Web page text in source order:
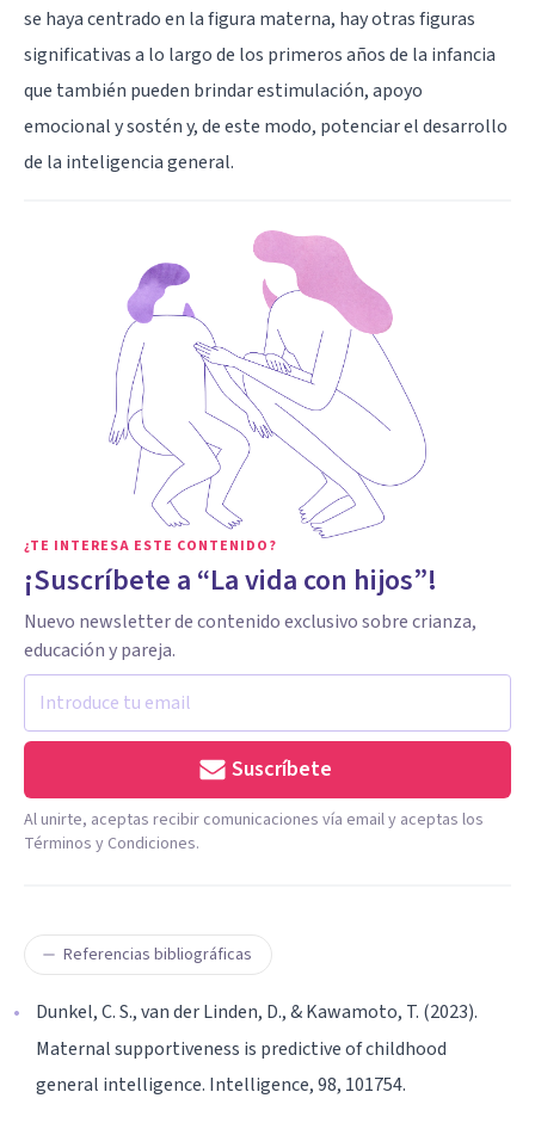
se haya centrado en la figura materna, hay otras figuras
significativas a lo largo de los primeros años de la infancia
que también pueden brindar estimulación, apoyo
emocional y sostén y, de este modo, potenciar el desarrollo
de la inteligencia general.
¿TE INTERESA ESTE CONTENIDO?
¡Suscríbete a “La vida con hijos”!
Nuevo newsletter de contenido exclusivo sobre crianza,
educación y pareja.
Suscríbete
Al unirte, aceptas recibir comunicaciones vía email y aceptas los
Términos y Condiciones.
Referencias bibliográficas
Dunkel, C. S., van der Linden, D., & Kawamoto, T. (2023).
Maternal supportiveness is predictive of childhood
general intelligence. Intelligence, 98, 101754.